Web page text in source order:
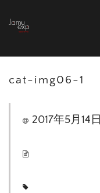
cat-img06-1
2017年5月14日